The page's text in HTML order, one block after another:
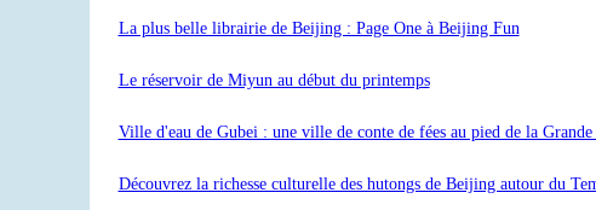
La plus belle librairie de Beijing : Page One à Beijing Fun
Le réservoir de Miyun au début du printemps
Ville d'eau de Gubei : une ville de conte de fées au pied de la
Découvrez la richesse culturelle des hutongs de Beijing autour du